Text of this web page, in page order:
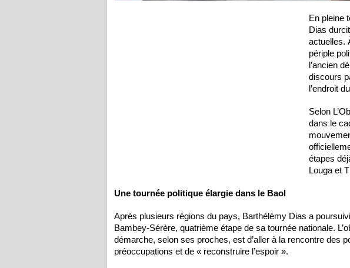
En pleine
Dias
actuelles.
périple
l’ancien
discours
l’endroit
Selon
dans le
étapes
Louga et
Une tournée politique élargie dans le Baol
Après plusieurs régions du pays, Barthélémy Dias a
Bambey-Sérère, quatrième étape de sa tournée nationale.
démarche, selon ses proches, est d’aller à la rencontre des
préoccupations et de « reconstruire l’espoir ».